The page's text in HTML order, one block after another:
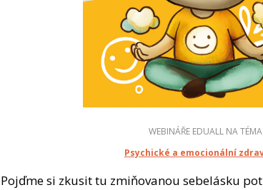
WEBINÁŘE EDUALL NA TÉMA
Psychické a emocionální
Pojďme si zkusit tu zmiňovanou sebelásku